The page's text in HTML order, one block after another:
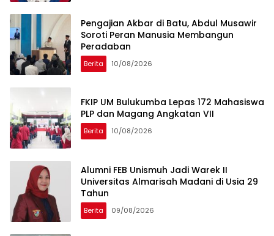
Pengajian Akbar di Batu, Abdul Musawir
Soroti Peran Manusia Membangun
Peradaban
Berita 10/08/2026
FKIP UM Bulukumba Lepas 172 Mahasiswa
PLP dan Magang Angkatan VII
Berita 10/08/2026
Alumni FEB Unismuh Jadi Warek II
Universitas Almarisah Madani di Usia 29
Tahun
Berita 09/08/2026